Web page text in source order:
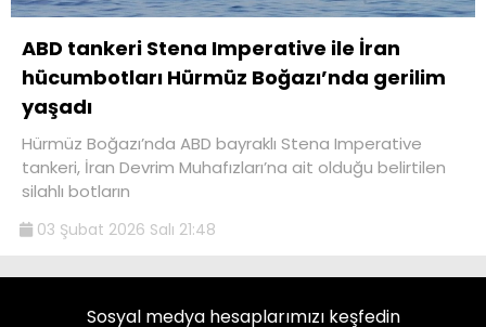
ABD tankeri Stena Imperative ile İran
hücumbotları Hürmüz Boğazı’nda gerilim
yaşadı
Hürmüz Boğazı’nda ABD bayraklı Stena Imperative
tankeri, İran Devrim Muhafızları’na ait olduğu belirtilen
silahlı botların
03 Şubat 2026 Salı 21:48
Sosyal medya hesaplarımızı keşfedin